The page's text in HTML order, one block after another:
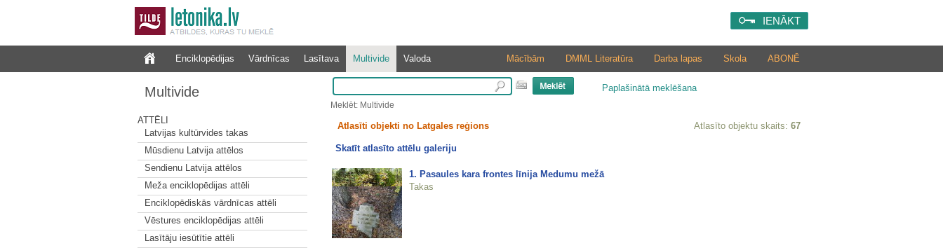
IENĀKT
Enciklopēdijas Vārdnīcas Lasītava Multivide Valoda ABONĒ
Skola
Darba lapas
DMML Literatūra
Mācībām
Multivide
ATTĒLI
Latvijas kultūrvides takas
Mūsdienu Latvija attēlos
Sendienu Latvija attēlos
Meža enciklopēdijas attēli
Enciklopēdiskās vārdnīcas attēli
Vēstures enciklopēdijas attēli
Lasītāju iesūtītie attēli
Paplašinātā meklēšana
Meklēt: Multivide
Atlasīti objekti no Latgales reģions Atlasīto objektu skaits: 67
Skatīt atlasīto attēlu galeriju
1. Pasaules kara frontes līnija Medumu mežā
Takas